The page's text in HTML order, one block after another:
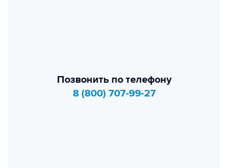
Позвонить по телефону
8 (800) 707-99-27